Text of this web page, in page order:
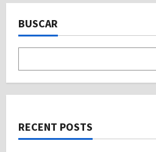
BUSCAR
RECENT POSTS